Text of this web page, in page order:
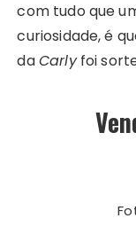
com tudo que
curiosidade, é
daCarlyfoi